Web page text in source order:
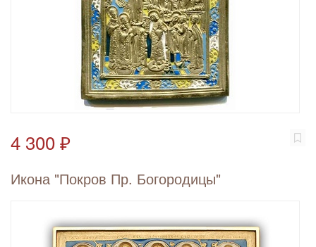
4 300 ₽
Икона "Покров Пр. Богородицы"